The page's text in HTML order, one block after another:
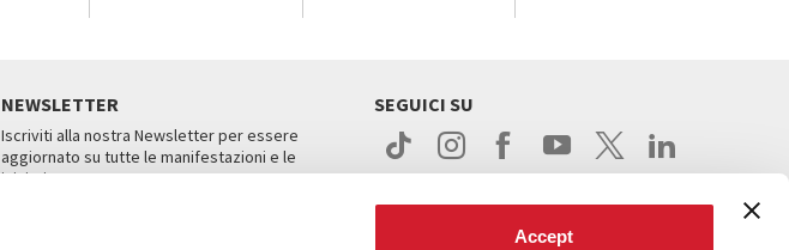
Accept
NEWSLETTER
Iscriviti alla nostra Newsletter per essere
aggiornato su tutte le manifestazioni e le
iniziative.
SEGUICI SU